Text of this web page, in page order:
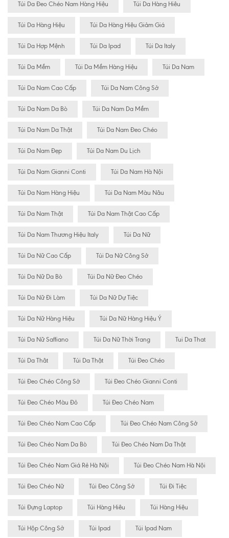
Túi Da Đeo Chéo Nam Hàng Hiệu Túi Da Hàng Hiêu
Túi Da Hàng Hiệu Túi Da Hàng Hiệu Giảm Giá
Túi Da Hợp Mệnh Túi Da Ipad Túi Da Italy
Túi Da Mềm Túi Da Mềm Hàng Hiệu Túi Da Nam
Túi Da Nam Cao Cấp Túi Da Nam Công Sở
Túi Da Nam Da Bò Túi Da Nam Da Mềm
Túi Da Nam Da Thật Túi Da Nam Đeo Chéo
Túi Da Nam Đẹp Túi Da Nam Du Lịch
Túi Da Nam Gianni Conti Túi Da Nam Hà Nội
Túi Da Nam Hàng Hiệu Túi Da Nam Màu Nâu
Túi Da Nam Thật Túi Da Nam Thật Cao Cấp
Túi Da Nam Thương Hiệu Italy Túi Da Nữ
Túi Da Nữ Cao Cấp Túi Da Nữ Công Sở
Túi Da Nữ Da Bò Túi Da Nữ Đeo Chéo
Túi Da Nữ Đi Làm Túi Da Nữ Dự Tiệc
Túi Da Nữ Hàng Hiệu Túi Da Nữ Hàng Hiệu Ý
Túi Da Nữ Saffiano Túi Da Nữ Thời Trang Tui Da That
Túi Da Thât Túi Da Thật Túi Đeo Chéo
Túi Đeo Chéo Công Sở Túi Đeo Chéo Gianni Conti
Túi Đeo Chéo Màu Đỏ Túi Đeo Chéo Nam
Túi Đeo Chéo Nam Cao Cấp Túi Đeo Chéo Nam Công Sở
Túi Đeo Chéo Nam Da Bò Túi Đeo Chéo Nam Da Thật
Túi Đeo Chéo Nam Giá Rẻ Hà Nội Túi Đeo Chéo Nam Hà Nội
Túi Đeo Chéo Nữ Túi Đeo Công Sở Túi Đi Tiệc
Túi Đựng Laptop Túi Hàng Hiêu Túi Hàng Hiệu
Túi Hộp Công Sở Túi Ipad Túi Ipad Nam